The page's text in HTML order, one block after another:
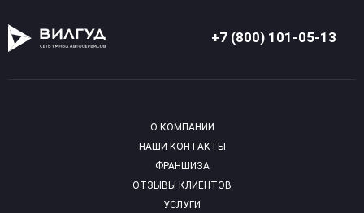
+7 (800) 101-05-13
О КОМПАНИИ
НАШИ КОНТАКТЫ
ФРАНШИЗА
ОТЗЫВЫ КЛИЕНТОВ
УСЛУГИ